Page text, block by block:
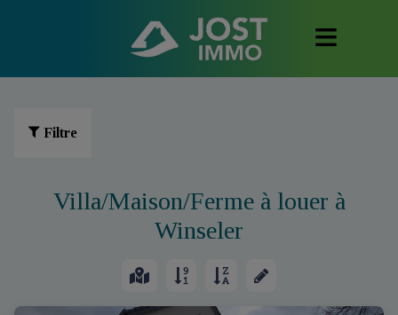
Filtre
Villa/Maison/Ferme à louer à
Winseler